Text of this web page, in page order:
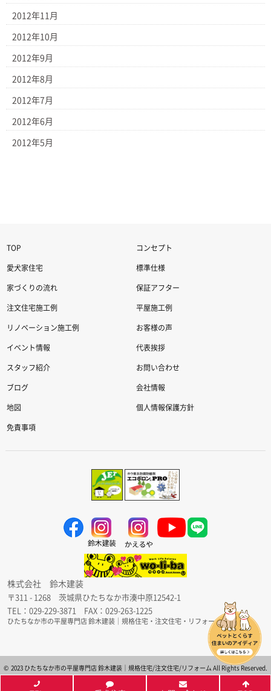
2012年11月
2012年10月
2012年9月
2012年8月
2012年7月
2012年6月
2012年5月
TOP コンセプト
愛犬家住宅 標準仕様
家づくりの流れ 保証アフター
注文住宅施工例 平屋施工例
リノベーション施工例 お客様の声
イベント情報 代表挨拶
スタッフ紹介 お問い合わせ
ブログ 会社情報
地図 個人情報保護方針
免責事項
株式会社 鈴木建装
〒311 - 1268 茨城県ひたちなか市湊中原12542-1
TEL：029-229-3871 FAX：029-263-1225
ひたちなか市の平屋専門店 鈴木建装｜規格住宅・注文住宅・リフォーム
© 2023 ひたちなか市の平屋専門店 鈴木建装｜規格住宅/注文住宅/リフォーム All Rights Reserved.